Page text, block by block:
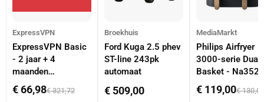
ExpressVPN
ExpressVPN Basic
- 2 jaar + 4
maanden
abonnement
€ 66,98€ 321,72
Broekhuis
Ford Kuga 2.5 phev
ST-line 243pk
automaat
€ 509,00
MediaMarkt
Philips Airfryer
3000-serie Dual
Basket -
Dubbele Mand 9
Tot 6 Personen
€ 119,00€ 130,00